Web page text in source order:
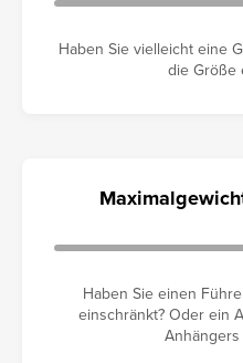
Haben Sie vielleicht eine
die Größe
Haben Sie einen
einschränkt? Oder ein